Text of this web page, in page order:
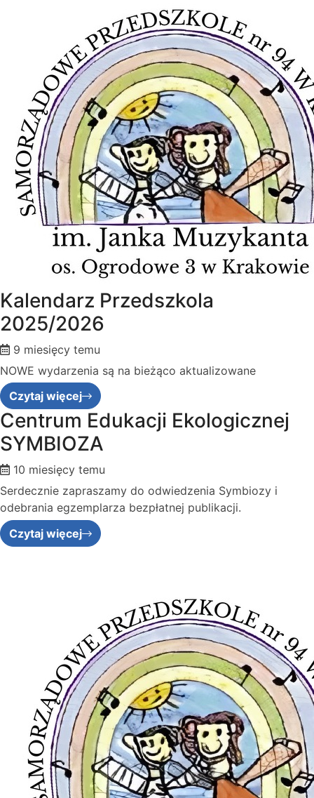
Kalendarz Przedszkola
2025/2026
9 miesięcy temu
NOWE wydarzenia są na bieżąco aktualizowane
Czytaj więcej
Centrum Edukacji Ekologicznej
SYMBIOZA
10 miesięcy temu
Serdecznie zapraszamy do odwiedzenia Symbiozy i
odebrania egzemplarza bezpłatnej publikacji.
Czytaj więcej